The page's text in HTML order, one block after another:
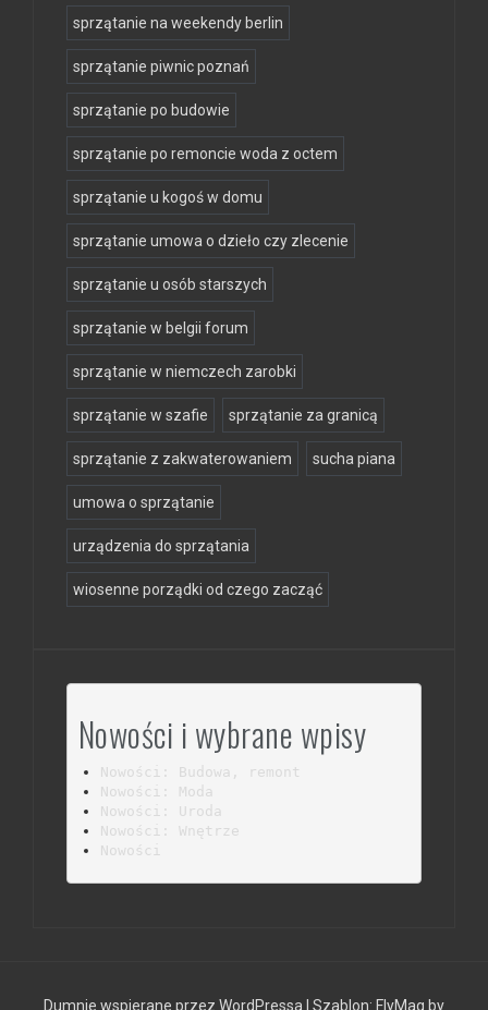
sprzątanie na weekendy berlin
sprzątanie piwnic poznań
sprzątanie po budowie
sprzątanie po remoncie woda z octem
sprzątanie u kogoś w domu
sprzątanie umowa o dzieło czy zlecenie
sprzątanie u osób starszych
sprzątanie w belgii forum
sprzątanie w niemczech zarobki
sprzątanie w szafie sprzątanie za granicą
sprzątanie z zakwaterowaniem sucha piana
umowa o sprzątanie
urządzenia do sprzątania
wiosenne porządki od czego zacząć
Nowości i wybrane wpisy
Nowości: Budowa, remont
Nowości: Moda
Nowości: Uroda
Nowości: Wnętrze
Nowości
Dumnie wspierane przez WordPressa Szablon: FlyMag by